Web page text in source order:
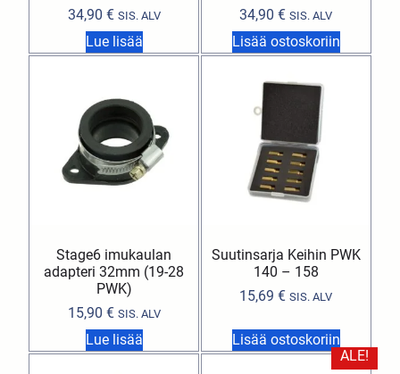
34,90 € SIS. ALV
Lue lisää
34,90€ SIS. ALV
Lisää ostoskoriin
Stage6 imukaulan
adapteri 32mm (19-28
PWK)
15,90 € SIS. ALV
Lue lisää
Suutinsarja Keihin PWK
140 – 158
15,69€ SIS. ALV
Lisää ostoskoriin
ALE!